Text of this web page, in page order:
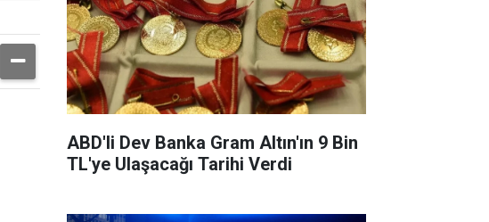
ABD'li Dev Banka Gram Altın'ın 9 Bin
TL'ye Ulaşacağı Tarihi Verdi